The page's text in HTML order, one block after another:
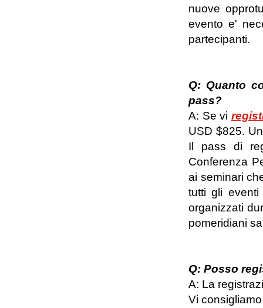
nuove
evento e'
partecipanti.
Q: Quanto
pass?
A: Se vi
USD $825.
Il pass di
Conferenza
ai seminari
tutti gli
organizzati
pomeridiani
Q: Posso
A: La
Vi